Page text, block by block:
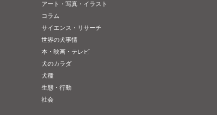
アート・写真・イラスト
コラム
サイエンス・リサーチ
世界の犬事情
本・映画・テレビ
犬のカラダ
犬種
生態・行動
社会